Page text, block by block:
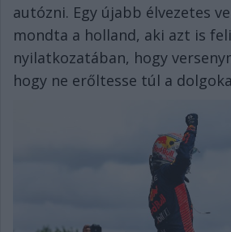
autózni. Egy újabb élvezetes
mondta a holland, aki azt is
nyilatkozatában, hogy
hogy ne erőltesse túl a